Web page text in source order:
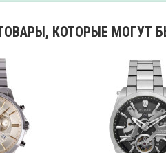
КОТОРЫЕ МОГУТ